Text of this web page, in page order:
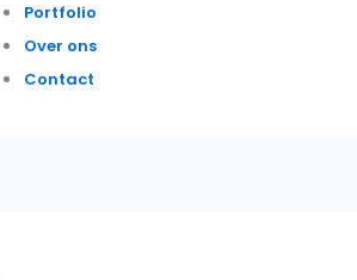
Portfolio
Over ons
Contact